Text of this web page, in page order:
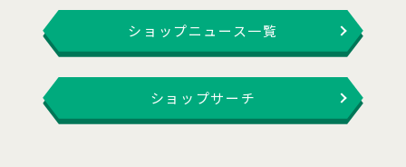
ショップニュース一覧
ショップサーチ